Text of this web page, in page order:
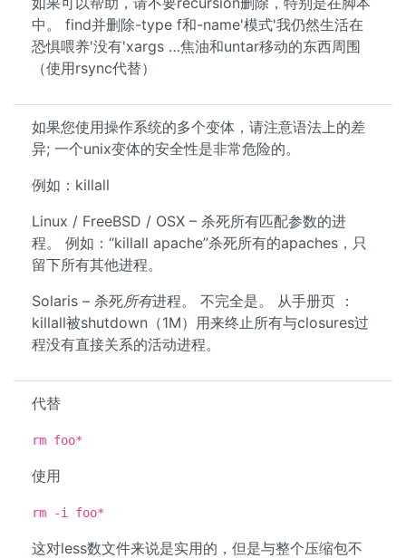
中。 find并删除-type f和-name'模式'我仍然生活在
恐惧喂养'没有'xargs …焦油和untar移动的东西周围
（使用rsync代替）
如果您使用操作系统的多个变体，请注意语法上的差
异; 一个unix变体的安全性是非常危险的。
例如：killall
Linux / FreeBSD / OSX – 杀死所有匹配参数的进
程。 例如：“killall apache”杀死所有的apaches，只
留下所有其他进程。
Solaris – 杀死所有进程。 不完全是。 从手册页 ：
killall被shutdown（1M）用来终止所有与closures过
程没有直接关系的活动进程。
代替
rm foo*
使用
rm -i foo*
这对less数文件来说是实用的，但是与整个压缩包不